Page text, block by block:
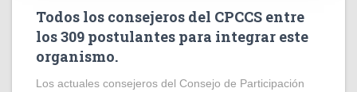
Todos los consejeros del CPCCS entre
los 309 postulantes para integrar este
organismo.
Los actuales consejeros del Consejo de Participación